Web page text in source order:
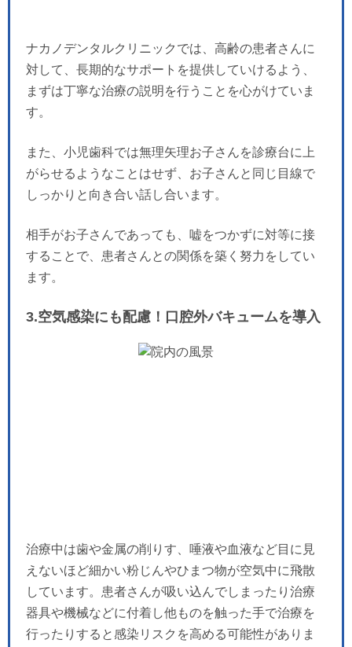
ナカノデンタルクリニックでは、高齢の患者さんに
対して、長期的なサポートを提供していけるよう、
まずは丁寧な治療の説明を行うことを心がけていま
す。
また、小児歯科では無理矢理お子さんを診療台に上
がらせるようなことはせず、お子さんと同じ目線で
しっかりと向き合い話し合います。
相手がお子さんであっても、嘘をつかずに対等に接
することで、患者さんとの関係を築く努力をしてい
ます。
3.空気感染にも配慮！口腔外バキュームを導入
治療中は歯や金属の削りす、唾液や血液など目に見
えないほど細かい粉じんやひまつ物が空気中に飛散
しています。患者さんが吸い込んでしまったり治療
器具や機械などに付着し他ものを触った手で治療を
行ったりすると感染リスクを高める可能性がありま